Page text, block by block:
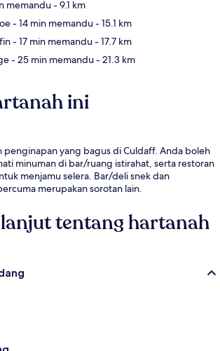
memandu- 9.1 km
- 14 min memandu- 15.1 km
- 17 min memandu- 17.7 km
- 25 min memandu- 21.3 km
ini
penginapan yang bagus di Culdaff. Anda boleh
minuman di bar/ruang istirahat, serta restoran
menjamu selera. Bar/deli snek dan
merupakan sorotan lain.
tentang hartanah